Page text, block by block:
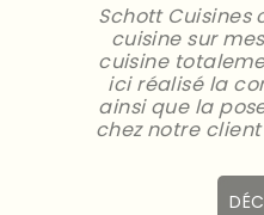
Schott Cuisines
cuisine sur
cuisine
ici réalisé la
ainsi que la
chez notre